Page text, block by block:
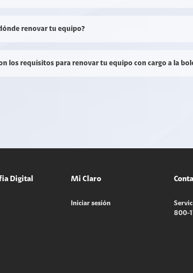
renovar tu equipo?
los requisitos para renovar tu equipo con cargo a la
Digital Mi Claro
Iniciar sesión
800-